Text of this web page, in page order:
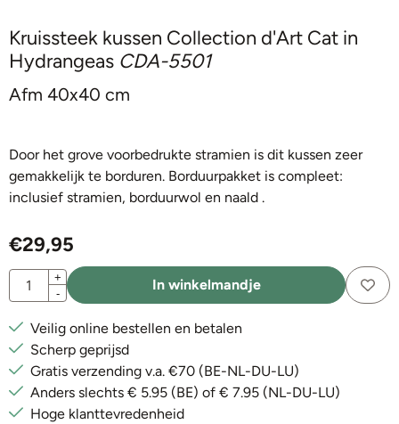
Kruissteek kussen Collection d'Art Cat in
Hydrangeas CDA-5501
Afm 40x40 cm
Door het grove voorbedrukte stramien is dit kussen zeer
gemakkelijk te borduren. Borduurpakket is compleet:
inclusief stramien, borduurwol en naald .
€29,95
Aantal
+
-
In winkelmandje
Veilig online bestellen en betalen
Scherp geprijsd
Gratis verzending v.a. €70 (BE-NL-DU-LU)
Anders slechts € 5.95 (BE) of € 7.95 (NL-DU-LU)
Hoge klanttevredenheid